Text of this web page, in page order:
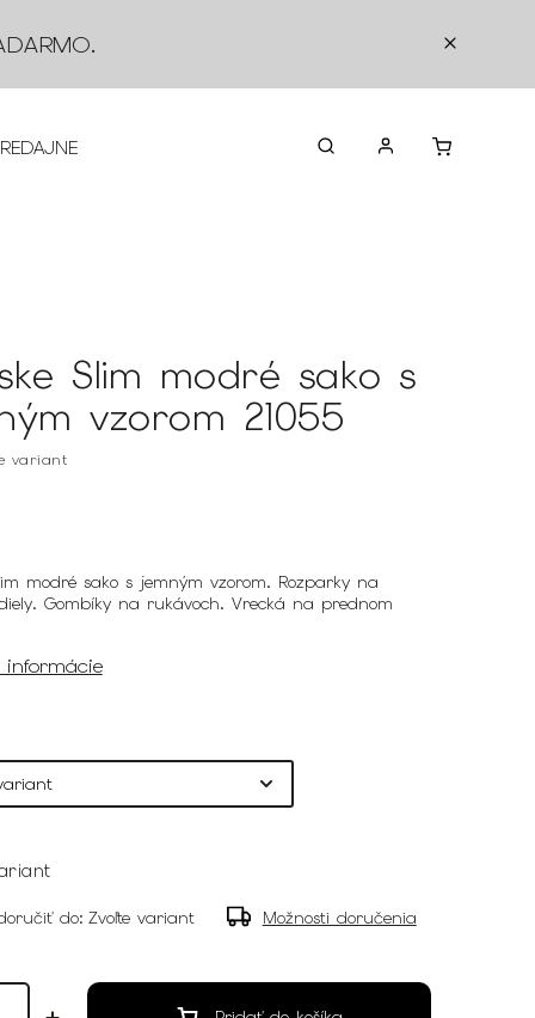
.
KONTAKTY
Slim modré sako s
vzorom 21055
variant
modré sako s jemným vzorom. Rozparky na
Gombíky na rukávoch. Vrecká na prednom
informácie
do: Zvoľte variant Možnosti doručenia